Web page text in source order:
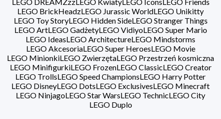
LEGO BrickHeadzLEGO Jurassic WorldLEGO Unikitty
LEGO Toy StoryLEGO Hidden SideLEGO Stranger Things
LEGO ArtLEGO GadżetyLEGO VidiyoLEGO Super Mario
LEGO IdeasLEGO ArchitectureLEGO Mindstorms
LEGO AkcesoriaLEGO Super HeroesLEGO Movie
LEGO MinionkiLEGO ZwierzętaLEGO Przestrzeń kosmiczna
LEGO MinifigurkiLEGO FrozenLEGO ClassicLEGO Creator
LEGO TrollsLEGO Speed ChampionsLEGO Harry Potter
LEGO DisneyLEGO DotsLEGO ExclusivesLEGO Minecraft
LEGO NinjagoLEGO Star WarsLEGO TechnicLEGO City
LEGO Duplo